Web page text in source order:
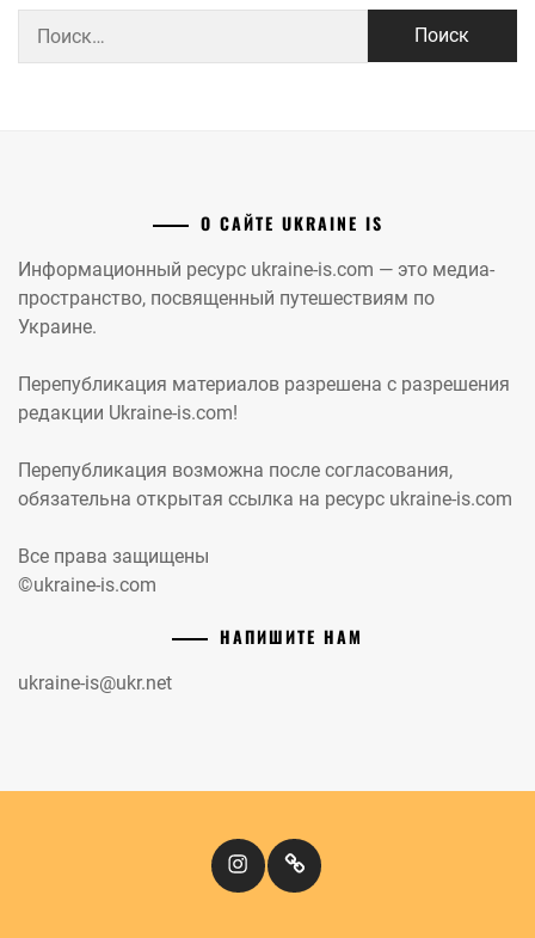
О САЙТЕ UKRAINE IS
Информационный ресурс ukraine-is.com — это медиа-
пространство, посвященный путешествиям по
Украине.
Перепубликация материалов разрешена с разрешения
редакции Ukraine-is.com!
Перепубликация возможна после согласования,
обязательна открытая ссылка на ресурс ukraine-is.com
Все права защищены
©ukraine-is.com
НАПИШИТЕ НАМ
ukraine-is@ukr.net
InstagramКіномандри